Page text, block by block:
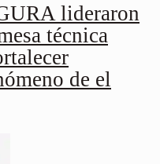
lideraron
técnica
de el